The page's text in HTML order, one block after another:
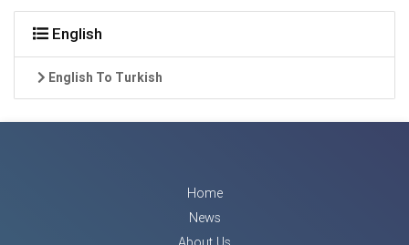
English
English To Turkish
Home
News